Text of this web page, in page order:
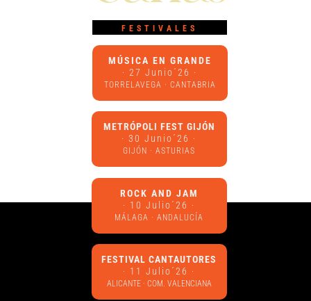
FESTIVAL CANTAUTORES
· 11 Julio´26 ·
ALICANTE · COM. VALENCIANA
MÚSICA EN GRANDE
· 27 Junio´26 ·
TORRELAVEGA · CANTABRIA
METRÓPOLI FEST GIJÓN
· 30 Junio´26 ·
GIJÓN · ASTURIAS
ROCK AND JAM
· 10 Julio´26 ·
MÁLAGA · ANDALUCÍA
FESTIVALES